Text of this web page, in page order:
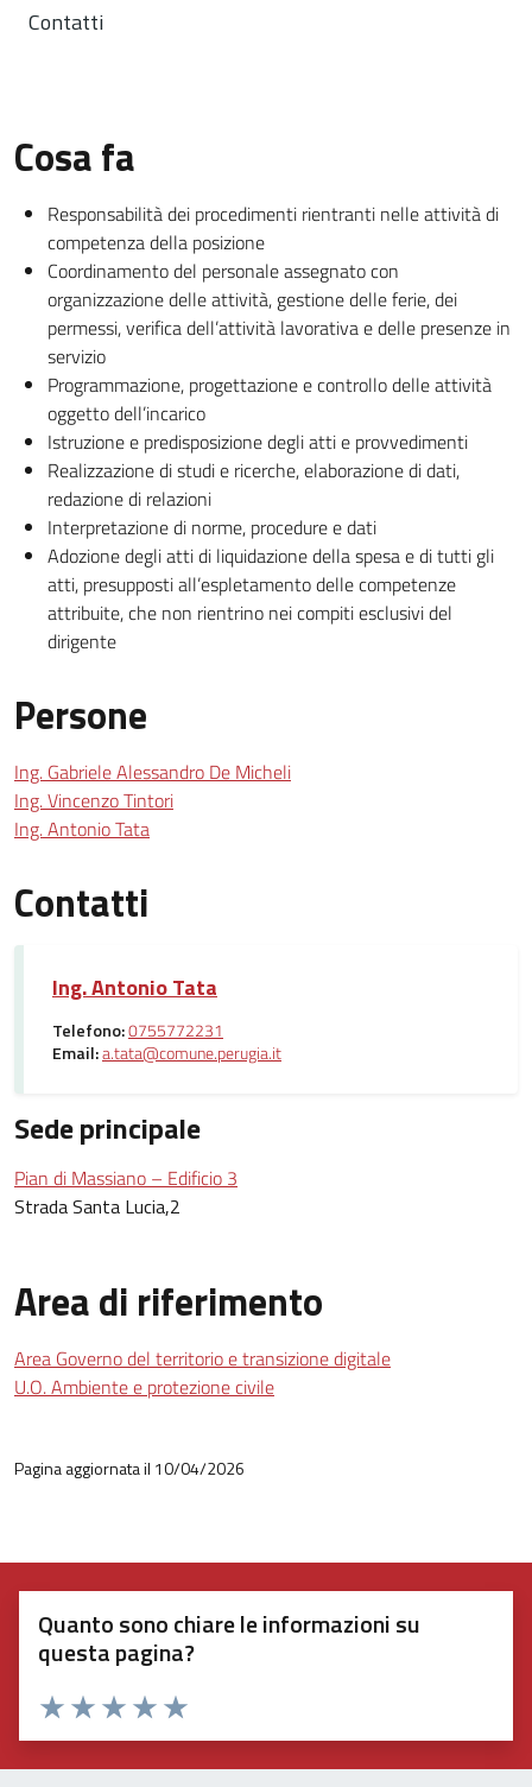
Contatti
Cosa fa
Responsabilità dei procedimenti rientranti nelle attività di
competenza della posizione
Coordinamento del personale assegnato con
organizzazione delle attività, gestione delle ferie, dei
permessi, verifica dell’attività lavorativa e delle presenze in
servizio
Programmazione, progettazione e controllo delle attività
oggetto dell’incarico
Istruzione e predisposizione degli atti e provvedimenti
Realizzazione di studi e ricerche, elaborazione di dati,
redazione di relazioni
Interpretazione di norme, procedure e dati
Adozione degli atti di liquidazione della spesa e di tutti gli
atti, presupposti all’espletamento delle competenze
attribuite, che non rientrino nei compiti esclusivi del
dirigente
Persone
Ing. Gabriele Alessandro De Micheli
Ing. Vincenzo Tintori
Ing. Antonio Tata
Contatti
Ing. Antonio Tata
Telefono:0755772231
Email:a.tata@comune.perugia.it
Sede principale
Pian di Massiano – Edificio 3
Strada Santa Lucia,2
Area di riferimento
Area Governo del territorio e transizione digitale
U.O. Ambiente e protezione civile
Pagina aggiornata il 10/04/2026
Quanto sono chiare le informazioni su
questa pagina?
Valuta 5 stelle su 5
Valuta 4 stelle su 5
Valuta 3 stelle su 5
Valuta 2 stelle su 5
Valuta 1 stelle su 5